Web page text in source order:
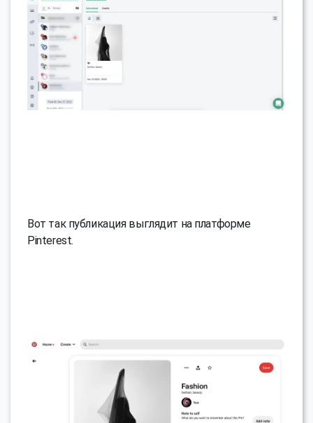
Вот так публикация выглядит на платформе
Pinterest.